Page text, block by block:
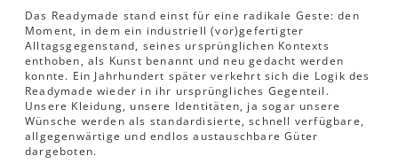
Das Readymade stand einst für eine radikale Geste: den
Moment, in dem ein industriell (vor)gefertigter
Alltagsgegenstand, seines ursprünglichen Kontexts
enthoben, als Kunst benannt und neu gedacht werden
konnte. Ein Jahrhundert später verkehrt sich die Logik des
Readymade wieder in ihr ursprüngliches Gegenteil.
Unsere Kleidung, unsere Identitäten, ja sogar unsere
Wünsche werden als standardisierte, schnell verfügbare,
allgegenwärtige und endlos austauschbare Güter
dargeboten.